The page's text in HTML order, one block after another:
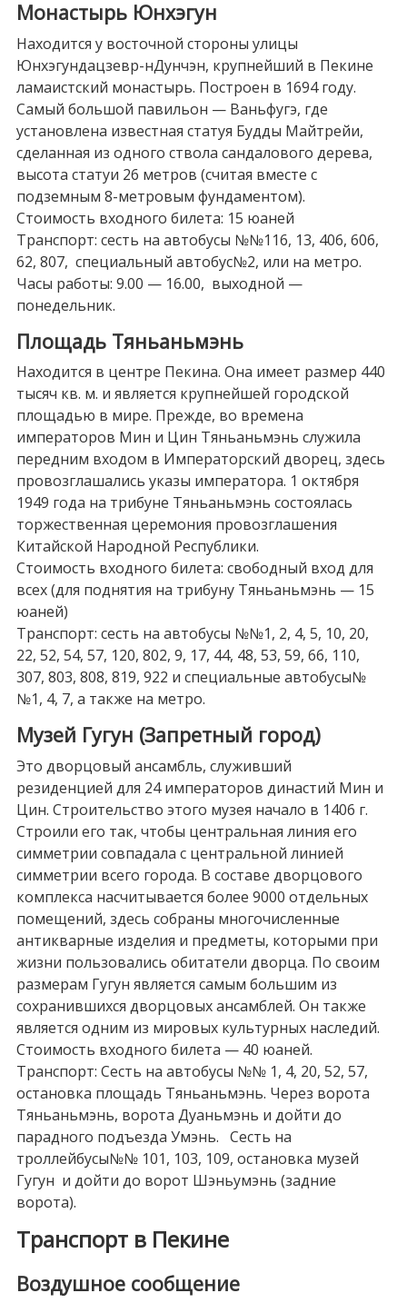
Монастырь Юнхэгун
Находится у восточной стороны улицы
Юнхэгундацзевр-нДунчэн, крупнейший в Пекине
ламаистский монастырь. Построен в 1694 году.
Самый большой павильон — Ваньфугэ, где
установлена известная статуя Будды Майтрейи,
сделанная из одного ствола сандалового дерева,
высота статуи 26 метров (считая вместе с
подземным 8-метровым фундаментом).
Стоимость входного билета: 15 юаней
Транспорт: сесть на автобусы №№116, 13, 406, 606,
62, 807, специальный автобус№2, или на метро.
Часы работы: 9.00 — 16.00, выходной —
понедельник.
Площадь Тяньаньмэнь
Находится в центре Пекина. Она имеет размер 440
тысяч кв. м. и является крупнейшей городской
площадью в мире. Прежде, во времена
императоров Мин и Цин Тяньаньмэнь служила
передним входом в Императорский дворец, здесь
провозглашались указы императора. 1 октября
1949 года на трибуне Тяньаньмэнь состоялась
торжественная церемония провозглашения
Китайской Народной Республики.
Стоимость входного билета: свободный вход для
всех (для поднятия на трибуну Тяньаньмэнь — 15
юаней)
Транспорт: сесть на автобусы №№1, 2, 4, 5, 10, 20,
22, 52, 54, 57, 120, 802, 9, 17, 44, 48, 53, 59, 66, 110,
307, 803, 808, 819, 922 и специальные автобусы№
№1, 4, 7, а также на метро.
Музей Гугун (Запретный город)
Это дворцовый ансамбль, служивший
резиденцией для 24 императоров династий Мин и
Цин. Строительство этого музея начало в 1406 г.
Строили его так, чтобы центральная линия его
симметрии совпадала с центральной линией
симметрии всего города. В составе дворцового
комплекса насчитывается более 9000 отдельных
помещений, здесь собраны многочисленные
антикварные изделия и предметы, которыми при
жизни пользовались обитатели дворца. По своим
размерам Гугун является самым большим из
сохранившихся дворцовых ансамблей. Он также
является одним из мировых культурных наследий.
Стоимость входного билета — 40 юаней.
Транспорт: Сесть на автобусы №№ 1, 4, 20, 52, 57,
остановка площадь Тяньаньмэнь. Через ворота
Тяньаньмэнь, ворота Дуаньмэнь и дойти до
парадного подъезда Умэнь. Сесть на
троллейбусы№№ 101, 103, 109, остановка музей
Гугун и дойти до ворот Шэньумэнь (задние
ворота).
Транспорт в Пекине
Воздушное сообщение